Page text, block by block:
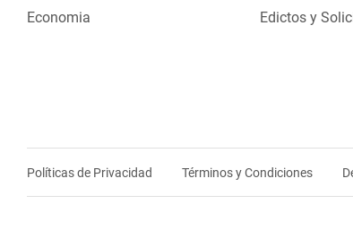
Economia
Edictos y
Políticas de Privacidad Términos y Condiciones